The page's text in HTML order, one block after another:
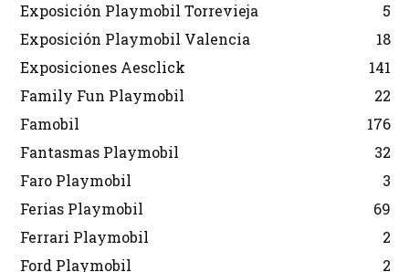
Exposición Playmobil Torrevieja
5
Exposición Playmobil Valencia
18
Exposiciones Aesclick
141
Family Fun Playmobil
22
Famobil
176
Fantasmas Playmobil
32
Faro Playmobil
3
Ferias Playmobil
69
Ferrari Playmobil
2
Ford Playmobil
2